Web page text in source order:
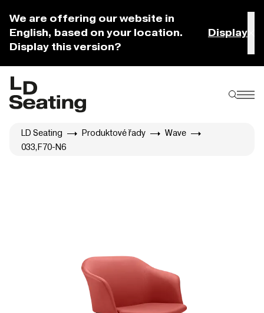
We are offering our website in
English, based on your location.
Display this version?
Display
LD Seating Produktové řady
Wave
033,F70-N6